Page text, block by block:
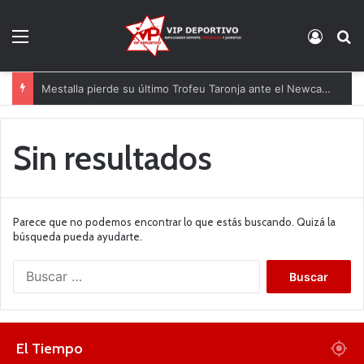
Mestalla pierde su último Trofeu Taronja ante el Newcastle
Sin resultados
Parece que no podemos encontrar lo que estás buscando. Quizá la
búsqueda pueda ayudarte.
El Tiempo